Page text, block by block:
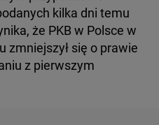
kilka dni temu
że PKB w Polsce w
zmniejszył się o prawie
z pierwszym